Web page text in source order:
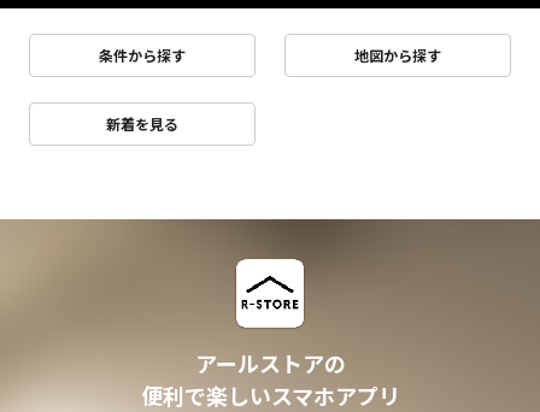
条件から探す 地図から探す
新着を見る
アールストアの
便利で楽しいスマホアプリ